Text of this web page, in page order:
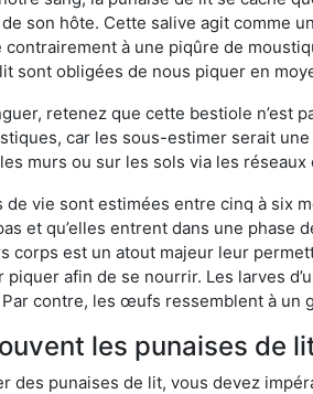
son hôte. Cette salive agit comme
contrairement à une piqûre de
sont obligées de nous piquer en
retenez que cette bestiole n’est
car les sous-estimer serait
murs ou sur les sols via les
de vie sont estimées entre cinq à six
et qu’elles entrent dans une phase
corps est un atout majeur leur
piquer afin de se nourrir. Les larves
contre, les œufs ressemblent à un
les punaises de
des punaises de lit, vous devez